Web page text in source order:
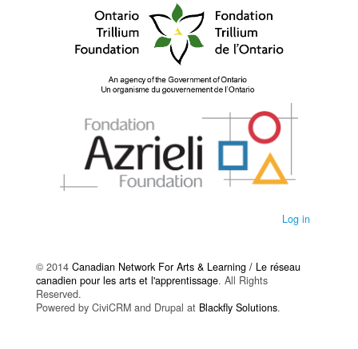
Log in
© 2014 Canadian Network For Arts & Learning / Le réseau
canadien pour les arts et l'apprentissage. All Rights
Reserved.
Powered by CiviCRM and Drupal at Blackfly Solutions.